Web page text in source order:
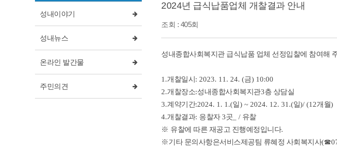
성내이야기
성내뉴스
온라인 발간물
주민의견
2024년 급식납품업체 개찰결과 안내
조회 : 405회
성내종합사회복지관 급식납품 업체 선정입찰에 참여해
1.개찰일시 : 2023. 11. 24. (금) 10:00
2.개찰장소:성내종합사회복지관3층 상담실
3.계약기간:2024. 1. 1.(일) ~ 2024. 12. 31.(일)/ (12개월)
4.개찰결과: 응찰자 3곳 / 유찰
※ 유찰에 따른 재공고 진행예정입니다.
※기타 문의사항은서비스제공팀 류혜정 사회복지사(☎